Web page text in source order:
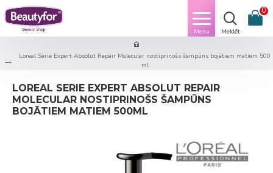
0
Loreal Serie Expert Absolut Repair Molecular nostiprinošs šampūns bojātiem matiem 500
ml
LOREAL SERIE EXPERT ABSOLUT REPAIR
MOLECULAR NOSTIPRINOŠS ŠAMPŪNS
BOJĀTIEM MATIEM 500ML